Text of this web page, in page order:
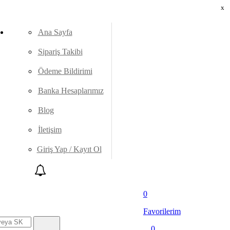
x
Ana Sayfa
Sipariş Takibi
Ödeme Bildirimi
Banka Hesaplarımız
Blog
İletişim
Giriş Yap / Kayıt Ol
0
Favorilerim